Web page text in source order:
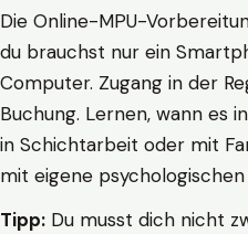
Die Online-MPU-
du brauchst nur ein
Computer. Zugang in der
Buchung. Lernen, wann es
in Schichtarbeit oder mit
mit eigene psychologischen
Tipp: Du musst dich nicht